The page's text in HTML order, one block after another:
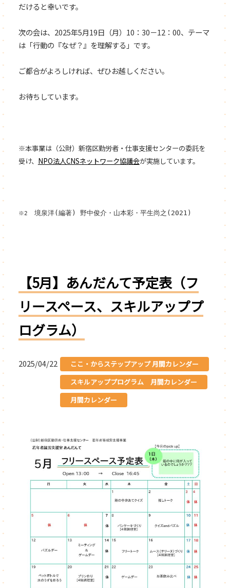
だけると幸いです。
次の会は、2025年5月19日（月）10：30－12：00、テーマ
は「行動の『なぜ？』を理解する」です。
ご都合がよろしければ、ぜひお越しください。
お待ちしています。
※本事業は（公財）新宿区勤労者・仕事支援センターの委託を
受け、 NPO法人CNSネットワーク協議会が実施しています。
※2 境泉洋(編著) 野中俊介・山本彩・平生尚之(2021)
【5月】あんだんて予定表（フ
リースペース、スキルアッププ
ログラム）
2025/04/22
ここ・からステップアップ 月間カレンダー
スキルアッププログラム 月間カレンダー
月間カレンダー